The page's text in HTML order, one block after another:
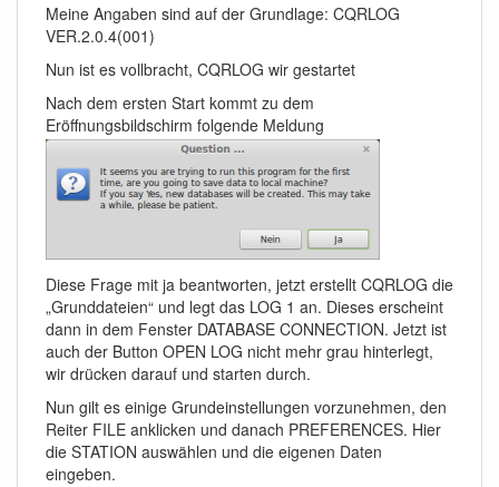
Meine Angaben sind auf der Grundlage: CQRLOG
VER.2.0.4(001)
Nun ist es vollbracht, CQRLOG wir gestartet
Nach dem ersten Start kommt zu dem
Eröffnungsbildschirm folgende Meldung
Diese Frage mit ja beantworten, jetzt erstellt CQRLOG die
„Grunddateien“ und legt das LOG 1 an. Dieses erscheint
dann in dem Fenster DATABASE CONNECTION. Jetzt ist
auch der Button OPEN LOG nicht mehr grau hinterlegt,
wir drücken darauf und starten durch.
Nun gilt es einige Grundeinstellungen vorzunehmen, den
Reiter FILE anklicken und danach PREFERENCES. Hier
die STATION auswählen und die eigenen Daten
eingeben.